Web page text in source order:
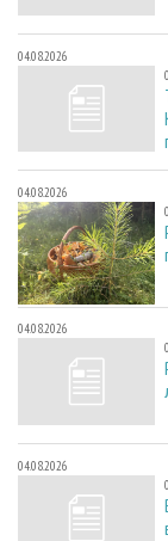
04.08.2026
04.08.2026
04.08.2026
04.08.2026